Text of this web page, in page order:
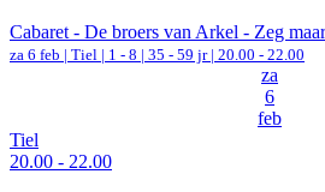
Cabaret - De broers van Arkel - Zeg
za 6 feb | Tiel | 1 - 8 | 35 - 59 jr | 20.00 - 22.00
za
6
feb
Tiel
20.00 - 22.00